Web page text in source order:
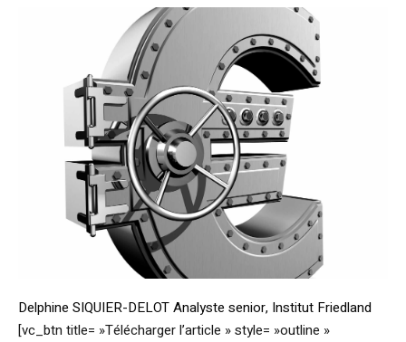
Delphine SIQUIER-DELOT Analyste senior, Institut Friedland
[vc_btn title= »Télécharger l’article » style= »outline »